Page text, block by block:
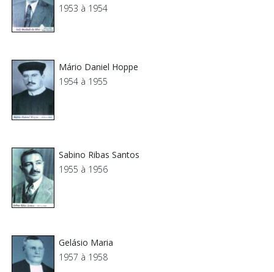
1953 à 1954
Mário Daniel Hoppe
1954 à 1955
Sabino Ribas Santos
1955 à 1956
Gelásio Maria
1957 à 1958